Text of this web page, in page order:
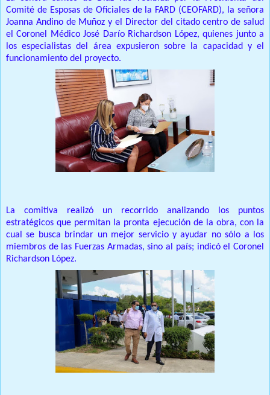
Comité de Esposas de Oficiales de la FARD (CEOFARD), la señora
Joanna Andino de Muñoz y el Director del citado centro de salud
el Coronel Médico José Darío Richardson López, quienes junto a
los especialistas del área expusieron sobre la capacidad y el
funcionamiento del proyecto.
La comitiva realizó un recorrido analizando los puntos
estratégicos que permitan la pronta ejecución de la obra, con la
cual se busca brindar un mejor servicio y ayudar no sólo a los
miembros de las Fuerzas Armadas, sino al país; indicó el Coronel
Richardson López.